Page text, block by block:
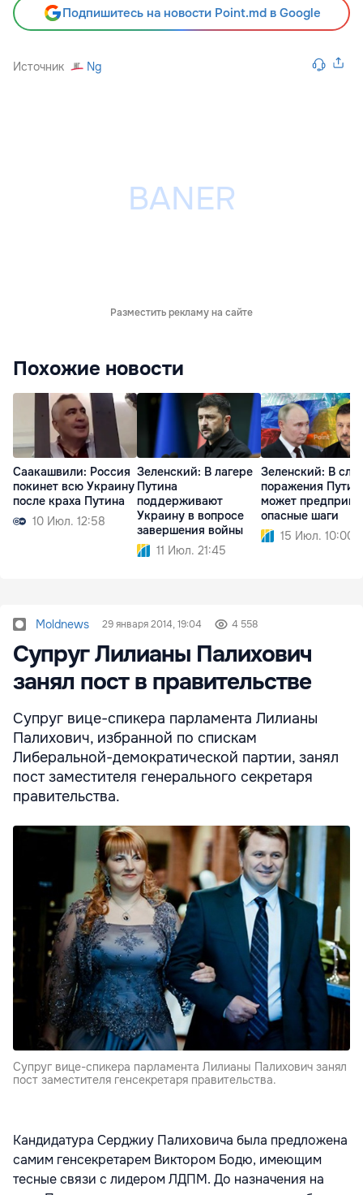
Подпишитесь на новости Point.md в Google
Источник Ng
Разместить рекламу на сайте
Похожие новости
Саакашвили: Россия
покинет всю Украину
после краха Путина
10 Июл. 12:58
Зеленский: В лагере
Путина
поддерживают
Украину в вопросе
завершения войны
11 Июл. 21:45
Зеленский: В
поражения Путин
может
опасные шаги
15 Июл. 10:00
Moldnews 29 января 2014, 19:04 4 558
Супруг Лилианы Палихович
занял пост в правительстве
Супруг вице-спикера парламента Лилианы
Палихович, избранной по спискам
Либеральной-демократической партии, занял
пост заместителя генерального секретаря
правительства.
Супруг вице-спикера парламента Лилианы Палихович занял
пост заместителя генсекретаря правительства.
Кандидатура Серджиу Палиховича была предложена
самим генсекретарем Виктором Бодю, имеющим
тесные связи с лидером ЛДПМ. До назначения на